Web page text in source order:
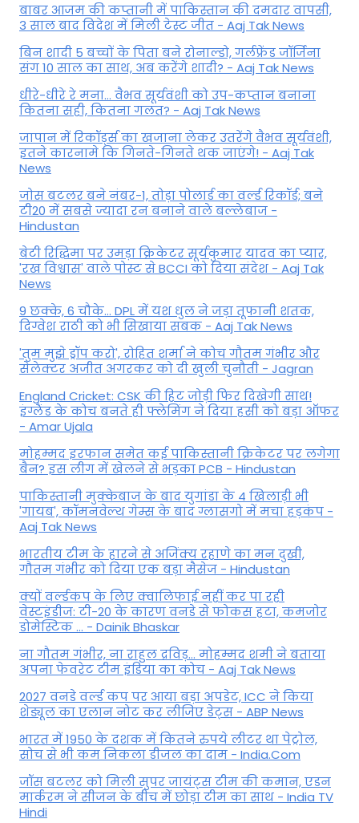
बाबर आजम की कप्तानी में पाकिस्तान की दमदार वापसी,
3 साल बाद विदेश में मिली टेस्ट जीत - Aaj Tak News
बिन शादी 5 बच्चों के पिता बने रोनाल्डो, गर्लफ्रेंड जॉर्जिना
संग 10 साल का साथ, अब करेंगे शादी? - Aaj Tak News
धीरे-धीरे रे मना… वैभव सूर्यवंशी को उप-कप्तान बनाना
कितना सही, कितना गलत? - Aaj Tak News
जापान में रिकॉर्ड्स का खजाना लेकर उतरेंगे वैभव सूर्यवंशी,
इतने कारनामे कि गिनते-गिनते थक जाएंगे! - Aaj Tak
News
जोस बटलर बने नंबर-1, तोड़ा पोलार्ड का वर्ल्ड रिकॉर्ड; बने
टी20 में सबसे ज्यादा रन बनाने वाले बल्लेबाज -
Hindustan
बेटी र‍िद्ध‍िमा पर उमड़ा क्रिकेटर सूर्यकुमार यादव का प्यार,
'रख विश्वास' वाले पोस्ट से BCCI को दिया संदेश - Aaj Tak
News
9 छक्के, 6 चौके... DPL में यश धुल ने जड़ा तूफानी शतक,
द‍िग्वेश राठी को भी स‍िखाया सबक - Aaj Tak News
'तुम मुझे ड्रॉप करो', रोहित शर्मा ने कोच गौतम गंभीर और
सेलेक्टर अजीत अगरकर को दी खुली चुनौती - Jagran
England Cricket: CSK की हिट जोड़ी फिर दिखेगी साथ!
इंग्लैंड के कोच बनते ही फ्लेमिंग ने दिया हसी को बड़ा ऑफर
- Amar Ujala
मोहम्मद इरफान समेत कई पाकिस्तानी क्रिकेटर पर लगेगा
बैन? इस लीग में खेलने से भड़का PCB - Hindustan
पाकिस्तानी मुक्केबाज के बाद युगांडा के 4 खिलाड़ी भी
'गायब', कॉमनवेल्थ गेम्स के बाद ग्लासगो में मचा हड़कंप -
Aaj Tak News
भारतीय टीम के हारने से अजिंक्य रहाणे का मन दुखी,
गौतम गंभीर को दिया एक बड़ा मैसेज - Hindustan
क्यों वर्ल्डकप के लिए क्वालिफाई नहीं कर पा रही
वेस्टइंडीज: टी-20 के कारण वनडे से फोकस हटा, कमजोर
डोमेस्टिक ... - Dainik Bhaskar
ना गौतम गंभीर, ना राहुल द्रव‍िड़... मोहम्मद शमी ने बताया
अपना फेवरेट टीम इंड‍िया का कोच - Aaj Tak News
2027 वनडे वर्ल्ड कप पर आया बड़ा अपडेट, ICC ने किया
शेड्यूल का एलान नोट कर लीजिए डेट्स - ABP News
भारत में 1950 के दशक में कितने रुपये लीटर था पेट्रोल,
सोच से भी कम निकला डीजल का दाम - India.Com
जॉस बटलर को मिली सुपर जायंट्स टीम की कमान, एडन
मार्करम ने सीजन के बीच में छोड़ा टीम का साथ - India TV
Hindi